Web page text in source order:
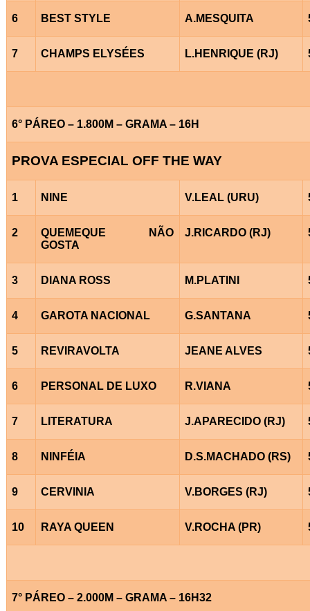
6 BEST STYLE A.MESQUITA
7 CHAMPS ELYSÉES L.HENRIQUE (RJ)
6° PÁREO – 1.800M – GRAMA – 16H
PROVA ESPECIAL OFF THE WAY
1 NINE V.LEAL (URU)
2
QUEMEQUE NÃO
GOSTA
J.RICARDO (RJ)
3 DIANA ROSS M.PLATINI
4 GAROTA NACIONAL G.SANTANA
5 REVIRAVOLTA JEANE ALVES
6 PERSONAL DE LUXO R.VIANA
7 LITERATURA J.APARECIDO (RJ)
8 NINFÉIA D.S.MACHADO (RS)
9 CERVINIA V.BORGES (RJ)
10 RAYA QUEEN V.ROCHA (PR)
7° PÁREO – 2.000M – GRAMA – 16H32